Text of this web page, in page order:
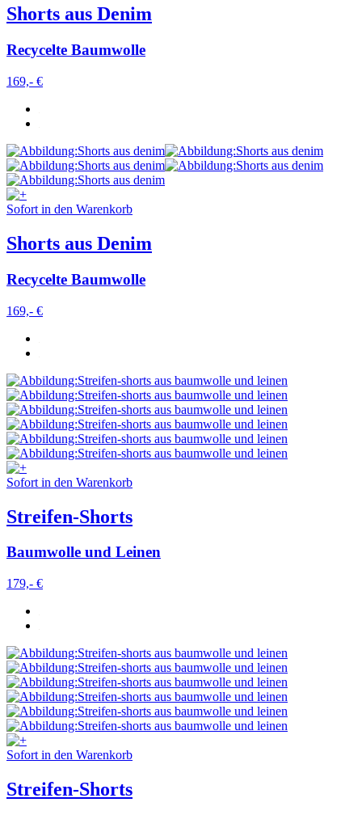
Shorts aus Denim
Recycelte Baumwolle
169,- €
Sofort in den Warenkorb
Shorts aus Denim
Recycelte Baumwolle
169,- €
Sofort in den Warenkorb
Streifen-Shorts
Baumwolle und Leinen
179,- €
Sofort in den Warenkorb
Streifen-Shorts